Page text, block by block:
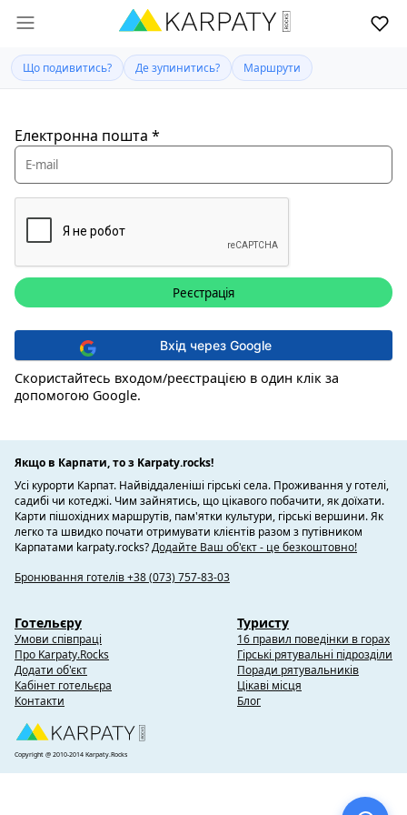
Що подивитись? Де зупинитись? Маршрути
Електронна пошта *
Вхід через Google
Скористайтесь входом/реєстрацією в один клік за
допомогою Google.
Якщо в Карпати, то з Karpaty.rocks!
Усі курорти Карпат. Найвіддаленіші гірські села. Проживання у готелі,
садибі чи котеджі. Чим зайнятись, що цікавого побачити, як доїхати.
Карти пішохідних маршрутів, пам'ятки культури, гірські вершини. Як
легко та швидко почати отримувати клієнтів разом з путівником
Карпатами karpaty.rocks?Додайте Ваш об'єкт - це безкоштовно!
Бронювання готелів +38 (073) 757-83-03
Готельєру
Умови співпраці
Про Karpaty.Rocks
Додати об'єкт
Кабінет готельєра
Контакти
Туристу
16 правил поведінки в горах
Гірські рятувальні підрозділи
Поради рятувальників
Цікаві місця
Блог
Copyright @ 2010-2014 Karpaty.Rocks